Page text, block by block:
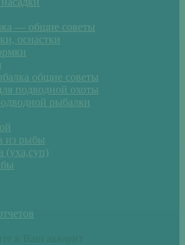
— общие советы
оснастки
общие советы
подводной охоты
рыбалки
из рыбы
(уха,суп)
в Ваш аккаунт